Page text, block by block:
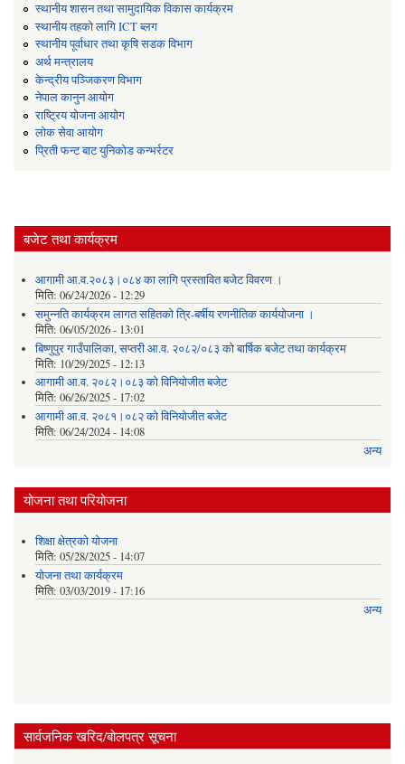
स्थानीय शासन तथा सामुदायिक विकास कार्यक्रम
स्थानीय तहको लागि ICT ब्लग
स्थानीय पूर्वाधार तथा कृषि सडक विभाग
अर्थ मन्त्रालय
केन्द्रीय पञ्जिकरण विभाग
नेपाल कानुन आयोग
राष्ट्रिय योजना आयोग
लोक सेवा आयोग
प्रिती फन्ट बाट युनिकोड कन्भर्रटर
बजेट तथा कार्यक्रम
आगामी आ.व.२०८३।०८४ का लागि प्रस्तावित बजेट विवरण ।
मिति: 06/24/2026 - 12:29
समुन्नति कार्यक्रम लागत सहितको त्रि-बर्षीय रणनीतिक कार्ययोजना ।
मिति: 06/05/2026 - 13:01
बिष्णुपुर गाउँपालिका, सप्तरी आ.व. २०८२/०८३ को बार्षिक बजेट तथा कार्यक्रम
मिति: 10/29/2025 - 12:13
आगामी आ.व. २०८२।०८३ को विनियोजीत बजेट
मिति: 06/26/2025 - 17:02
आगामी आ.व. २०८१।०८२ को विनियोजीत बजेट
मिति: 06/24/2024 - 14:08
अन्य
योजना तथा परियोजना
शिक्षा क्षेत्रकाे याेजना
मिति: 05/28/2025 - 14:07
याेजना तथा कार्यक्रम
मिति: 03/03/2019 - 17:16
अन्य
सार्वजनिक खरिद/बोलपत्र सूचना